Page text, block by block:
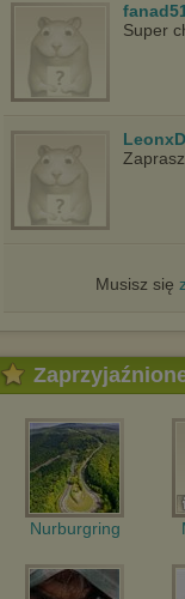
Super
Musisz się
Nurburgring